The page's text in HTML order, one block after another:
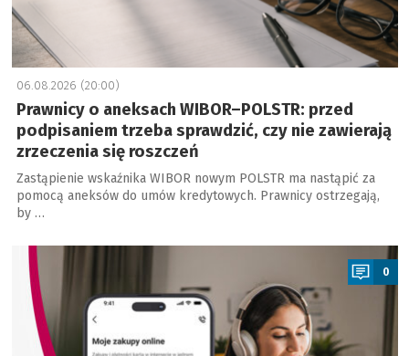
06.08.2026 (20:00)
Prawnicy o aneksach WIBOR–POLSTR: przed
podpisaniem trzeba sprawdzić, czy nie zawierają
zrzeczenia się roszczeń
Zastąpienie wskaźnika WIBOR nowym POLSTR ma nastąpić za
pomocą aneksów do umów kredytowych. Prawnicy ostrzegają,
by …
0